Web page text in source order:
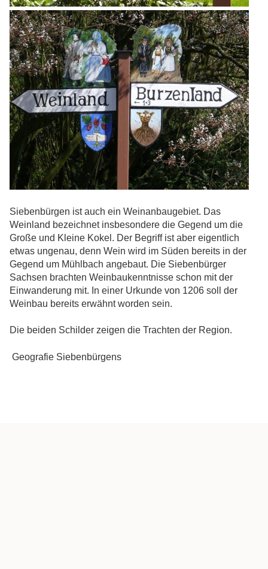
Siebenbürgen ist auch ein Weinanbaugebiet. Das
Weinland bezeichnet insbesondere die Gegend um die
Große und Kleine Kokel. Der Begriff ist aber eigentlich
etwas ungenau, denn Wein wird im Süden bereits in der
Gegend um Mühlbach angebaut. Die Siebenbürger
Sachsen brachten Weinbaukenntnisse schon mit der
Einwanderung mit. In einer Urkunde von 1206 soll der
Weinbau bereits erwähnt worden sein.
Die beiden Schilder zeigen die Trachten der Region.
Geografie Siebenbürgens